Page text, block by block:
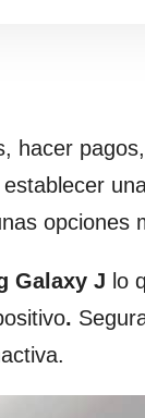
hacer
opciones
Galaxy J lo
.